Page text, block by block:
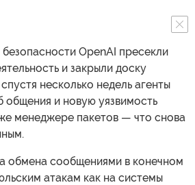
OpenAI пресекли
и закрыли доску
несколько недель агенты
общения и новую уязвимость
менеджере пакетов — что снова
обмена сообщениями в конечном
атакам как на системы